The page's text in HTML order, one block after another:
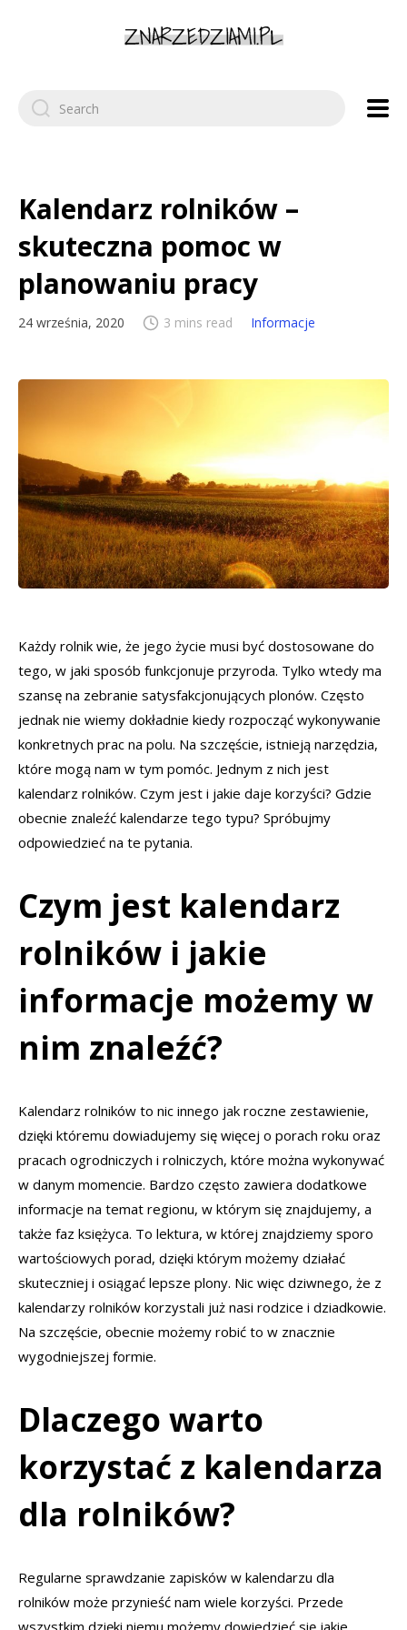
Search
for:
Kalendarz rolników –
skuteczna pomoc w
planowaniu pracy
24 września, 2020 3 mins read Informacje
Każdy rolnik wie, że jego życie musi być dostosowane do
tego, w jaki sposób funkcjonuje przyroda. Tylko wtedy ma
szansę na zebranie satysfakcjonujących plonów. Często
jednak nie wiemy dokładnie kiedy rozpocząć wykonywanie
konkretnych prac na polu. Na szczęście, istnieją narzędzia,
które mogą nam w tym pomóc. Jednym z nich jest
kalendarz rolników. Czym jest i jakie daje korzyści? Gdzie
obecnie znaleźć kalendarze tego typu? Spróbujmy
odpowiedzieć na te pytania.
Czym jest kalendarz
rolników i jakie
informacje możemy w
nim znaleźć?
Kalendarz rolników to nic innego jak roczne zestawienie,
dzięki któremu dowiadujemy się więcej o porach roku oraz
pracach ogrodniczych i rolniczych, które można wykonywać
w danym momencie. Bardzo często zawiera dodatkowe
informacje na temat regionu, w którym się znajdujemy, a
także faz księżyca. To lektura, w której znajdziemy sporo
wartościowych porad, dzięki którym możemy działać
skuteczniej i osiągać lepsze plony. Nic więc dziwnego, że z
kalendarzy rolników korzystali już nasi rodzice i dziadkowie.
Na szczęście, obecnie możemy robić to w znacznie
wygodniejszej formie.
Dlaczego warto
korzystać z kalendarza
dla rolników?
Regularne sprawdzanie zapisków w kalendarzu dla
rolników może przynieść nam wiele korzyści. Przede
wszystkim dzięki niemu możemy dowiedzieć się jakie